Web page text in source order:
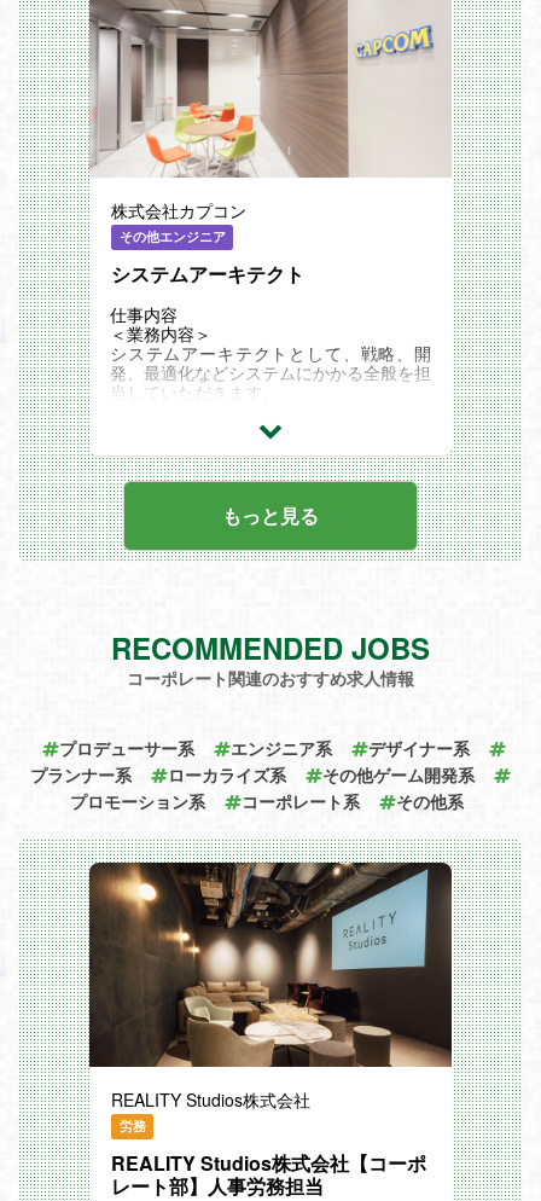
（SAPでの伝票起票および社内システムを
使用した申請業務）
・営業、直営店舗、自社通販運営部門、製
造部門との情報共有・調整
■配属先
事業戦略部 グローバルサポート室 事業サ
ポートチーム
株式会社カプコン
その他エンジニア
システムアーキテクト
仕事内容
＜業務内容＞
システムアーキテクトとして、戦略、開
発、最適化などシステムにかかる全般を担
当していただきます。
計を行い、プロジェクトの成功に貢献して
既存システムを戦略的に更改し、最新技術
を活用して業務プロセスを革新する役割も
担っていただきます。
クライアントの要件を収集し、技術と業務
の両面から計画立案を行い、ユーザー部門
との橋渡し役として、システム化を支援し
を図ることもご担当いただきます。
組織内でのマンニングなどプロジェクト体
制の編成も行います。
築し、技術的なリーダーシップを発揮し
て、効率的かつ信頼性の高いシステムを提
供すること。
開発チームと協力し、最先端の技術を活用
して業務プロセスの改善と革新を推進する
こと。
既存システムの評価と戦略的な更改計画の
立案・実行を通じて、組織の競争力を高め
ること。
システム開発・運用を通じて当社のタイト
ル開発の生産性を向上させること。
もっと見る
RECOMMENDED JOBS
コーポレート関連のおすすめ求人情報
プロデューサー系 エンジニア系
デザイナー系
プランナー系
ローカライズ系
その他ゲーム開発系
プロモーション系
コーポレート系 その他系
REALITY Studios株式会社
労務
REALITY Studios株式会社【コーポ
レート部】人事労務担当